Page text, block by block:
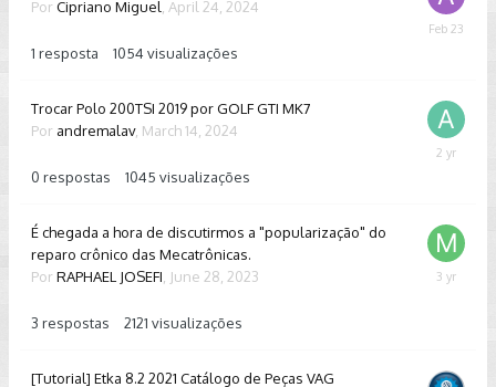
Por Cipriano Miguel April 24, 2024
1 resposta 1054 visualizações
February
Trocar Polo 200TSI 2019 por GOLF GTI MK7
Por andremalav, March 14, 2024
0 respostas 1045 visualizações
March
É chegada a hora de discutirmos a "popularização" do
reparo crônico das Mecatrônicas.
Por RAPHAEL JOSEFI June 28, 2023
3 respostas 2121 visualizações
July
[Tutorial] Etka 8.2 2021 Catálogo de Peças VAG